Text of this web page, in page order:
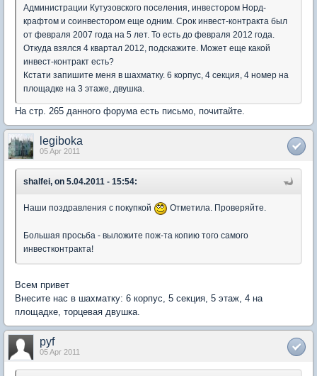
Администрации Кутузовского поселения, инвестором Норд-
крафтом и соинвестором еще одним. Срок инвест-контракта был
от февраля 2007 года на 5 лет. То есть до февраля 2012 года.
Откуда взялся 4 квартал 2012, подскажите. Может еще какой
инвест-контракт есть?
Кстати запишите меня в шахматку. 6 корпус, 4 секция, 4 номер на
площадке на 3 этаже, двушка.
На стр. 265 данного форума есть письмо, почитайте.
legiboka
05 Apr 2011
shalfei, on 5.04.2011 - 15:54:
Наши поздравления с покупкой Отметила. Проверяйте.
Большая просьба - выложите пож-та копию того самого
инвестконтракта!
Всем привет
Внесите нас в шахматку: 6 корпус, 5 секция, 5 этаж, 4 на
площадке, торцевая двушка.
pyf
05 Apr 2011